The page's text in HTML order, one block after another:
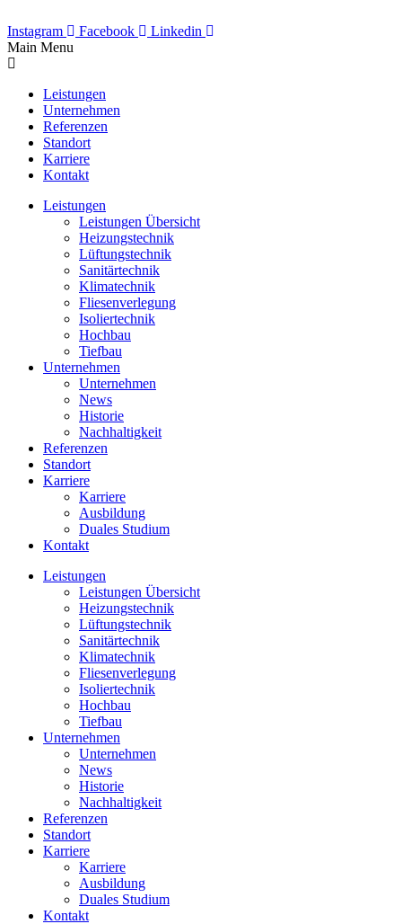
Instagram Facebook
Linkedin
Main Menu
Leistungen
Unternehmen
Referenzen
Standort
Karriere
Kontakt
Leistungen
Leistungen Übersicht
Heizungstechnik
Lüftungstechnik
Sanitärtechnik
Klimatechnik
Fliesenverlegung
Isoliertechnik
Hochbau
Tiefbau
Unternehmen
Unternehmen
News
Historie
Nachhaltigkeit
Referenzen
Standort
Karriere
Karriere
Ausbildung
Duales Studium
Kontakt
Leistungen
Leistungen Übersicht
Heizungstechnik
Lüftungstechnik
Sanitärtechnik
Klimatechnik
Fliesenverlegung
Isoliertechnik
Hochbau
Tiefbau
Unternehmen
Unternehmen
News
Historie
Nachhaltigkeit
Referenzen
Standort
Karriere
Karriere
Ausbildung
Duales Studium
Kontakt